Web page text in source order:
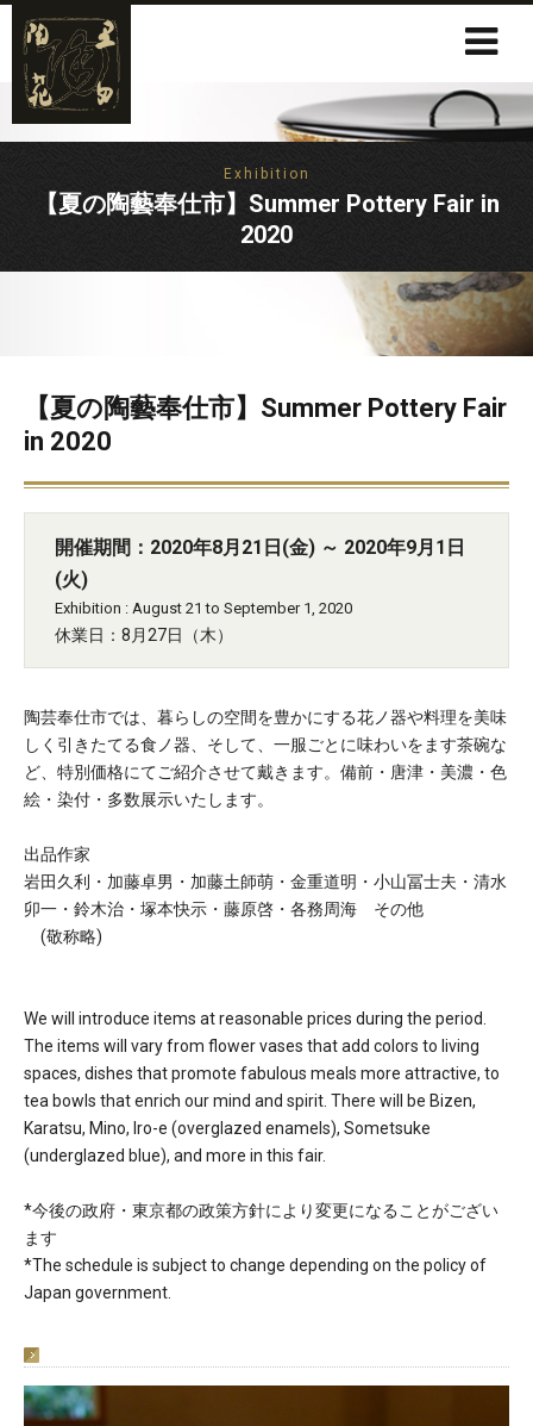
Exhibition
【夏の陶藝奉仕市】Summer Pottery Fair in
2020
【夏の陶藝奉仕市】Summer Pottery Fair
in 2020
開催期間：2020年8月21日(金) ～ 2020年9月1日
(火)
Exhibition : August 21 to September 1, 2020
休業日：8月27日（木）
陶芸奉仕市では、暮らしの空間を豊かにする花ノ器や料理を美味
しく引きたてる食ノ器、そして、一服ごとに味わいをます茶碗な
ど、特別価格にてご紹介させて戴きます。備前・唐津・美濃・色
絵・染付・多数展示いたします。
出品作家
岩田久利・加藤卓男・加藤土師萌・金重道明・小山冨士夫・清水
卯一・鈴木治・塚本快示・藤原啓・各務周海 その他
(敬称略)
We will introduce items at reasonable prices during the period.
The items will vary from flower vases that add colors to living
spaces, dishes that promote fabulous meals more attractive, to
tea bowls that enrich our mind and spirit. There will be Bizen,
Karatsu, Mino, Iro-e (overglazed enamels), Sometsuke
(underglazed blue), and more in this fair.
*今後の政府・東京都の政策方針により変更になることがござい
ます
*The schedule is subject to change depending on the policy of
Japan government.